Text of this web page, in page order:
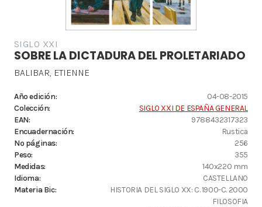
SIGLO XXI
SOBRE LA DICTADURA DEL PROLETARIADO
BALIBAR, ETIENNE
Año edición:
04-08-2015
Colección:
SIGLO XXI DE ESPAÑA GENERAL
EAN:
9788432317323
Encuadernación:
Rustica
Nº páginas:
256
Peso:
355
Medidas:
140x220 mm
Idioma:
CASTELLANO
Materia Bic:
HISTORIA DEL SIGLO XX: C. 1900-C. 2000
FILOSOFIA